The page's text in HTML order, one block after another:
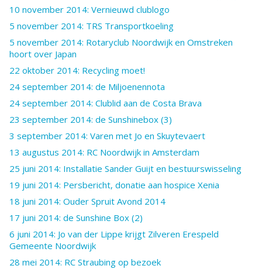
10 november 2014: Vernieuwd clublogo
5 november 2014: TRS Transportkoeling
5 november 2014: Rotaryclub Noordwijk en Omstreken
hoort over Japan
22 oktober 2014: Recycling moet!
24 september 2014: de Miljoenennota
24 september 2014: Clublid aan de Costa Brava
23 september 2014: de Sunshinebox (3)
3 september 2014: Varen met Jo en Skuytevaert
13 augustus 2014: RC Noordwijk in Amsterdam
25 juni 2014: Installatie Sander Guijt en bestuurswisseling
19 juni 2014: Persbericht, donatie aan hospice Xenia
18 juni 2014: Ouder Spruit Avond 2014
17 juni 2014: de Sunshine Box (2)
6 juni 2014: Jo van der Lippe krijgt Zilveren Erespeld
Gemeente Noordwijk
28 mei 2014: RC Straubing op bezoek